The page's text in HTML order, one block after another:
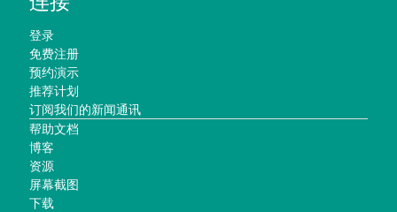
登录
免费注册
预约演示
推荐计划
订阅我们的新闻通讯
帮助文档
博客
资源
屏幕截图
下载